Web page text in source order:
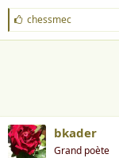
J
'
a
chessmec
bkader
Grand poète